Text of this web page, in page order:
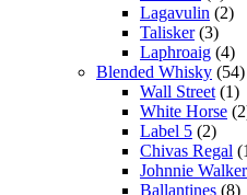
Lagavulin (2)
Talisker (3)
Laphroaig (4)
Blended Whisky (54)
Wall Street (1)
White Horse
Label 5 (2)
Chivas Regal
Johnnie Walker
Ballantines (8)